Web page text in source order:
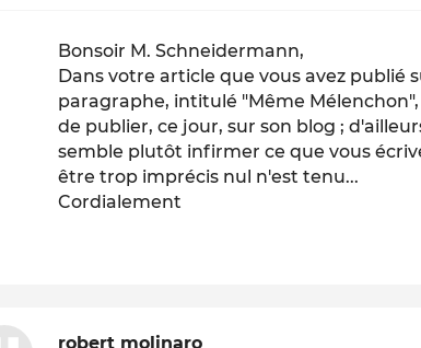
Bonsoir M. Schneidermann,
Dans votre article que vous avez publié
paragraphe, intitulé "Même
de publier, ce jour, sur son blog ;
semble plutôt infirmer ce que vous
être trop imprécis nul n'est tenu...
Cordialement
robert molinaro